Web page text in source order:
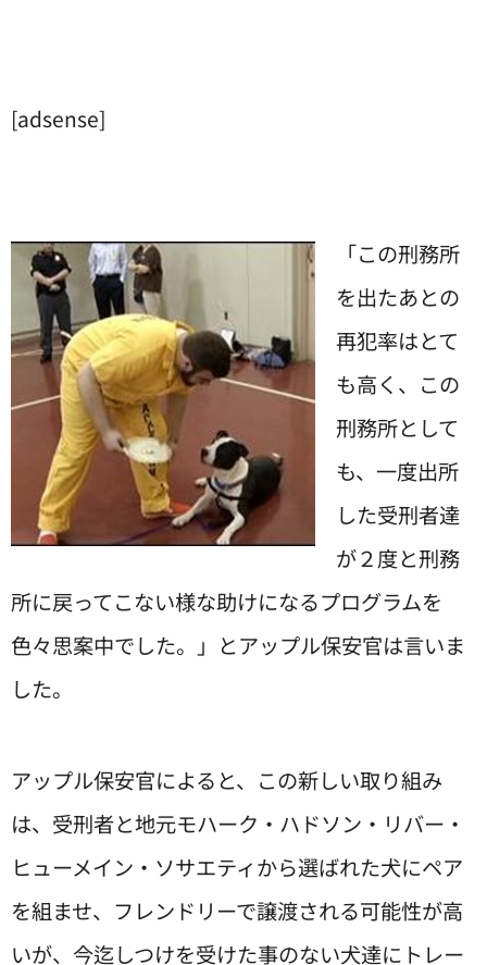
[adsense]
「この刑務所
を出たあとの
再犯率はとて
も高く、この
刑務所として
も、一度出所
した受刑者達
が２度と刑務
所に戻ってこない様な助けになるプログラムを
色々思案中でした。」とアップル保安官は言いま
した。
アップル保安官によると、この新しい取り組み
は、受刑者と地元モハーク・ハドソン・リバー・
ヒューメイン・ソサエティから選ばれた犬にペア
を組ませ、フレンドリーで譲渡される可能性が高
いが、今迄しつけを受けた事のない犬達にトレー